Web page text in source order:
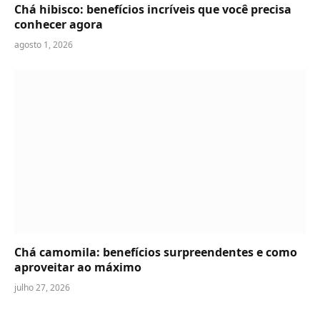
Chá hibisco: benefícios incríveis que você precisa
conhecer agora
agosto 1, 2026
Chá camomila: benefícios surpreendentes e como
aproveitar ao máximo
julho 27, 2026